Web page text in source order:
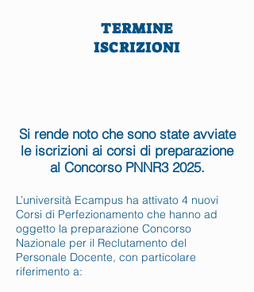
TERMINE
ISCRIZIONI
Si rende noto che sono state avviate
le iscrizioni ai corsi di preparazione
al Concorso PNNR3 2025.
L’università Ecampus ha attivato 4 nuovi
Corsi di Perfezionamento che hanno ad
oggetto la preparazione Concorso
Nazionale per il Reclutamento del
Personale Docente, con particolare
riferimento a: